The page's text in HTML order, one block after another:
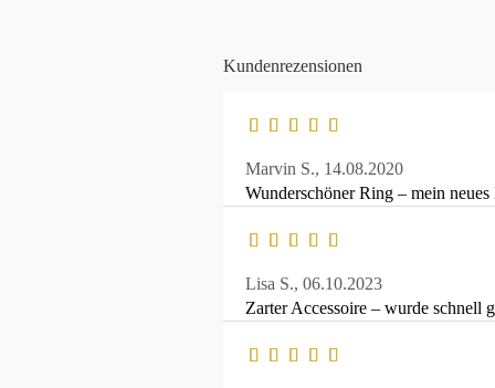
Kundenrezensionen
Marvin S., 14.08.2020
Wunderschöner Ring – mein
Lisa S., 06.10.2023
Zarter Accessoire – wurde schnell